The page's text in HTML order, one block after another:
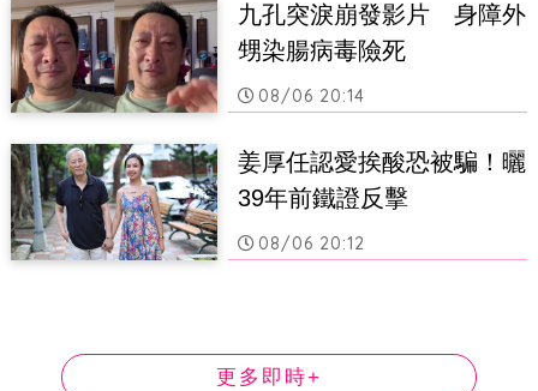
九孔突淚崩發影片　身障外
甥染腸病毒險死
08/06 20:14
姜厚任認愛挨酸恐被騙！曬
39年前鐵證反擊
08/06 20:12
更多即時+